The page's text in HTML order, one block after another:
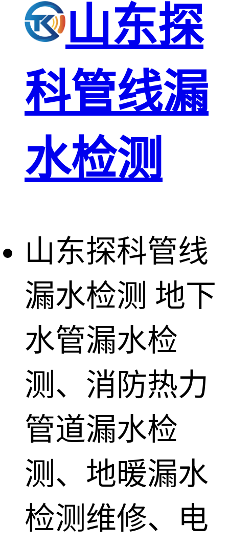
山东探
科管线漏
水检测
山东探科管线
漏水检测 地下
水管漏水检
测、消防热力
管道漏水检
测、地暖漏水
检测维修、电